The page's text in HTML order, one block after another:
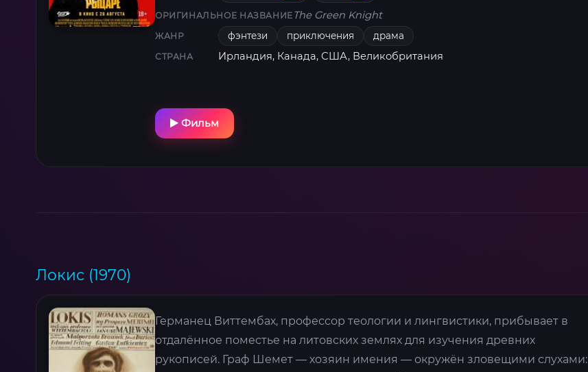
ОРИГИНАЛЬНОЕ НАЗВАНИЕ The Green Knight
ЖАНР фэнтези приключения драма
СТРАНА Ирландия, Канада, США, Великобритания
Фильм
Локис (1970)
Германец Виттембах, профессор теологии и лингвистики, прибывает в
отдалённое поместье на литовских землях для изучения древних
рукописей. Граф Шемет — хозяин имения — окружён зловещими слухами: